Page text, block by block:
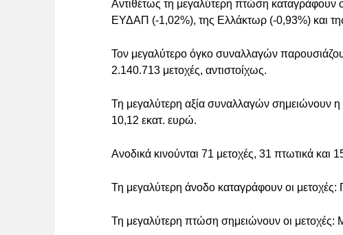
Αντιθέτως τη μεγαλύτερη πτώση καταγράφουν
ΕΥΔΑΠ (-1,02%), της Ελλάκτωρ (-0,93%) και
Τον μεγαλύτερο όγκο συναλλαγών
2.140.713 μετοχές, αντιστοίχως.
Τη μεγαλύτερη αξία συναλλαγών σημειώνουν
10,12 εκατ. ευρώ.
Ανοδικά κινούνται 71 μετοχές, 31 πτωτικά και
Τη μεγαλύτερη άνοδο καταγράφουν οι
Τη μεγαλύτερη πτώση σημειώνουν οι